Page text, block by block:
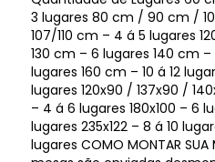
3 lugares 80 cm / 90 cm /
107/110 cm – 4 á 5 lugares
130 cm – 6 lugares 140 cm –
lugares 160 cm – 10 á 12
lugares 120x90 / 137x90 /
– 4 á 6 lugares 180x100 – 6
lugares 235x122 – 8 á 10
lugares COMO MONTAR SUA